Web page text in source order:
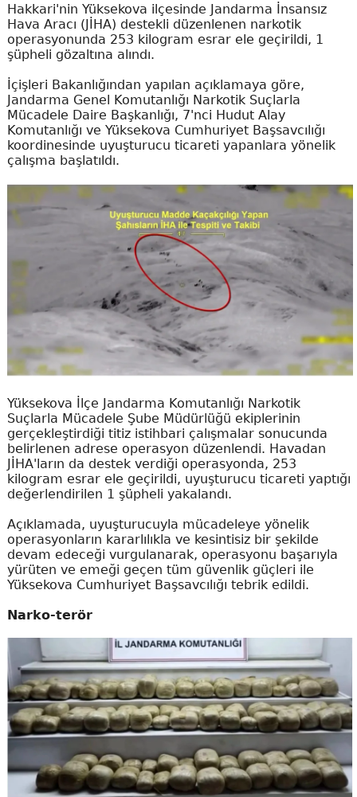
Hakkari'nin Yüksekova ilçesinde Jandarma İnsansız
Hava Aracı (JİHA) destekli düzenlenen narkotik
operasyonunda 253 kilogram esrar ele geçirildi, 1
şüpheli gözaltına alındı.
İçişleri Bakanlığından yapılan açıklamaya göre,
Jandarma Genel Komutanlığı Narkotik Suçlarla
Mücadele Daire Başkanlığı, 7'nci Hudut Alay
Komutanlığı ve Yüksekova Cumhuriyet Başsavcılığı
koordinesinde uyuşturucu ticareti yapanlara yönelik
çalışma başlatıldı.
Yüksekova İlçe Jandarma Komutanlığı Narkotik
Suçlarla Mücadele Şube Müdürlüğü ekiplerinin
gerçekleştirdiği titiz istihbari çalışmalar sonucunda
belirlenen adrese operasyon düzenlendi. Havadan
JİHA'ların da destek verdiği operasyonda, 253
kilogram esrar ele geçirildi, uyuşturucu ticareti yaptığı
değerlendirilen 1 şüpheli yakalandı.
Açıklamada, uyuşturucuyla mücadeleye yönelik
operasyonların kararlılıkla ve kesintisiz bir şekilde
devam edeceği vurgulanarak, operasyonu başarıyla
yürüten ve emeği geçen tüm güvenlik güçleri ile
Yüksekova Cumhuriyet Başsavcılığı tebrik edildi.
Narko-terör